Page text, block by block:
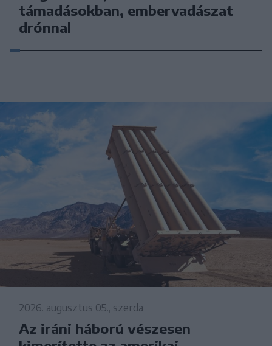
támadásokban, embervadászat
drónnal
2026. augusztus 05., szerda
Az iráni háború vészesen